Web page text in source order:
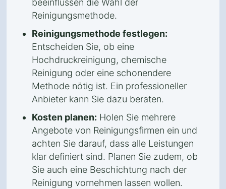
beeinflussen die Wahl der
Reinigungsmethode.
Reinigungsmethode festlegen:
Entscheiden Sie, ob eine
Hochdruckreinigung, chemische
Reinigung oder eine schonendere
Methode nötig ist. Ein professioneller
Anbieter kann Sie dazu beraten.
Kosten planen: Holen Sie mehrere
Angebote von Reinigungsfirmen ein und
achten Sie darauf, dass alle Leistungen
klar definiert sind. Planen Sie zudem, ob
Sie auch eine Beschichtung nach der
Reinigung vornehmen lassen wollen.